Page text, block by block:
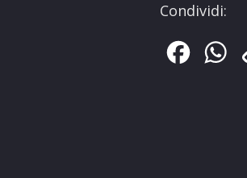
Condividi: